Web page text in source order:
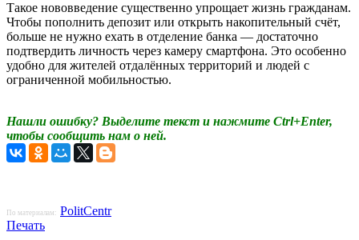
Такое нововведение существенно упрощает жизнь гражданам.
Чтобы пополнить депозит или открыть накопительный счёт,
больше не нужно ехать в отделение банка — достаточно
подтвердить личность через камеру смартфона. Это особенно
удобно для жителей отдалённых территорий и людей с
ограниченной мобильностью.
Нашли ошибку? Выделите текст и нажмите Ctrl+Enter,
чтобы сообщить нам о ней.
По материалам: PolitCentr
Печать